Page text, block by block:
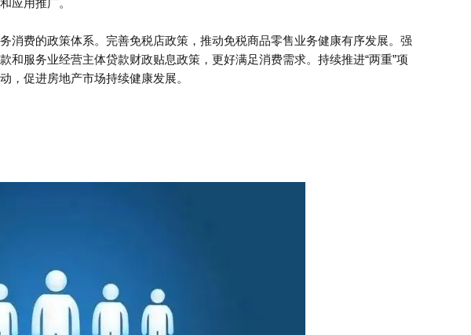
应用推广。
消费的政策体系。完善免税店政策，推动免税商品零售业务健康有序发展。强
服务业经营主体贷款财政贴息政策，更好满足消费需求。持续推进“两重”项
，促进房地产市场持续健康发展。